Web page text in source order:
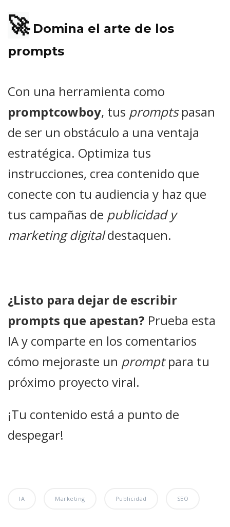
🚀Domina el arte de los
prompts
Con una herramienta como
promptcowboy, tus promptspasan
de ser un obstáculo a una ventaja
estratégica. Optimiza tus
instrucciones, crea contenido que
conecte con tu audiencia y haz que
tus campañas de publicidad y
marketing digitaldestaquen.
¿Listo para dejar de escribir
prompts que apestan? Prueba esta
IA y comparte en los comentarios
cómo mejoraste un promptpara tu
próximo proyecto viral.
¡Tu contenido está a punto de
despegar!
IA Marketing Publicidad SEO